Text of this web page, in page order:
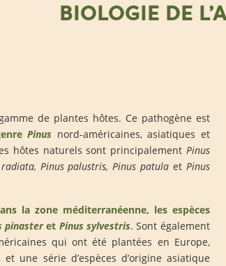
BIOLOGIE DE
de plantes hôtes. Ce pathogène est
Pinus nord-américaines, asiatiques et
hôtes naturels sont principalement Pinus
Pinus palustris, Pinus patula et Pinus
la zone méditerranéenne, les espèces
pinasteret Pinus sylvestris. Sont également
qui ont été plantées en Europe,
, et une série d’espèces d’origine asiatique